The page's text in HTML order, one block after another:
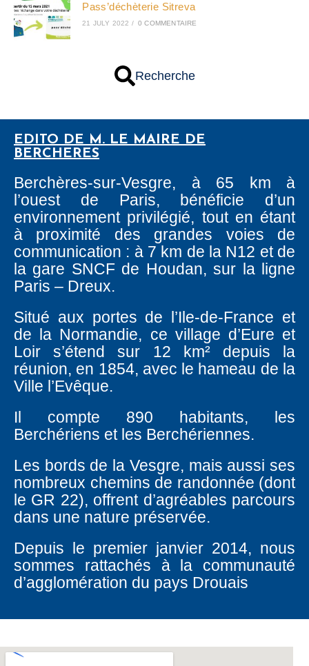
Pass’déchèterie Sitreva
21 JULY 2022 / 0 COMMENTAIRE
Recherche
EDITO DE M. LE MAIRE DE
BERCHERES
Berchères-sur-Vesgre, à 65 km à
l’ouest de Paris, bénéficie d’un
environnement privilégié, tout en étant
à proximité des grandes voies de
communication : à 7 km de la N12 et de
la gare SNCF de Houdan, sur la ligne
Paris – Dreux.
Situé aux portes de l’Ile-de-France et
de la Normandie, ce village d’Eure et
Loir s’étend sur 12 km² depuis la
réunion, en 1854, avec le hameau de la
Ville l’Evêque.
Il compte 890 habitants, les
Berchériens et les Berchériennes.
Les bords de la Vesgre, mais aussi ses
nombreux chemins de randonnée (dont
le GR 22), offrent d’agréables parcours
dans une nature préservée.
Depuis le premier janvier 2014, nous
sommes rattachés à la communauté
d’agglomération du pays Drouais